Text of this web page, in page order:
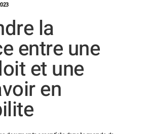
la
entre une
et une
en